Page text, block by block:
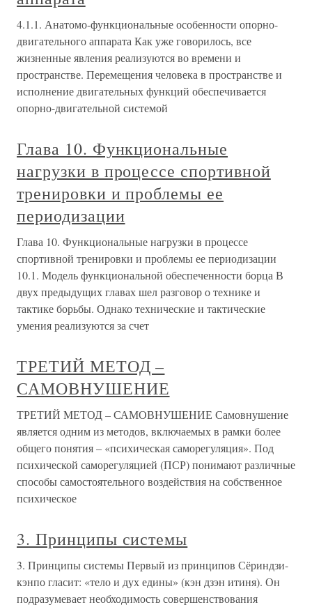
4.1.1. Анатомо-функциональные особенности опорно-
двигательного аппарата Как уже говорилось, все
жизненные явления реализуются во времени и
пространстве. Перемещения человека в пространстве и
исполнение двигательных функций обеспечивается
опорно-двигательной системой
Глава 10. Функциональные
нагрузки в процессе спортивной
тренировки и проблемы ее
периодизации
Глава 10. Функциональные нагрузки в процессе
спортивной тренировки и проблемы ее периодизации
10.1. Модель функциональной обеспеченности борца В
двух предыдущих главах шел разговор о технике и
тактике борьбы. Однако технические и тактические
умения реализуются за счет
ТРЕТИЙ МЕТОД –
САМОВНУШЕНИЕ
ТРЕТИЙ МЕТОД – САМОВНУШЕНИЕ Самовнушение
является одним из методов, включаемых в рамки более
общего понятия – «психическая саморегуляция». Под
психической саморегуляцией (ПСР) понимают различные
способы самостоятельного воздействия на собственное
психическое
3. Принципы системы
3. Принципы системы Первый из принципов Сёриндзи-
кэнпо гласит: «тело и дух едины» (кэн дзэн итиня). Он
подразумевает необходимость совершенствования